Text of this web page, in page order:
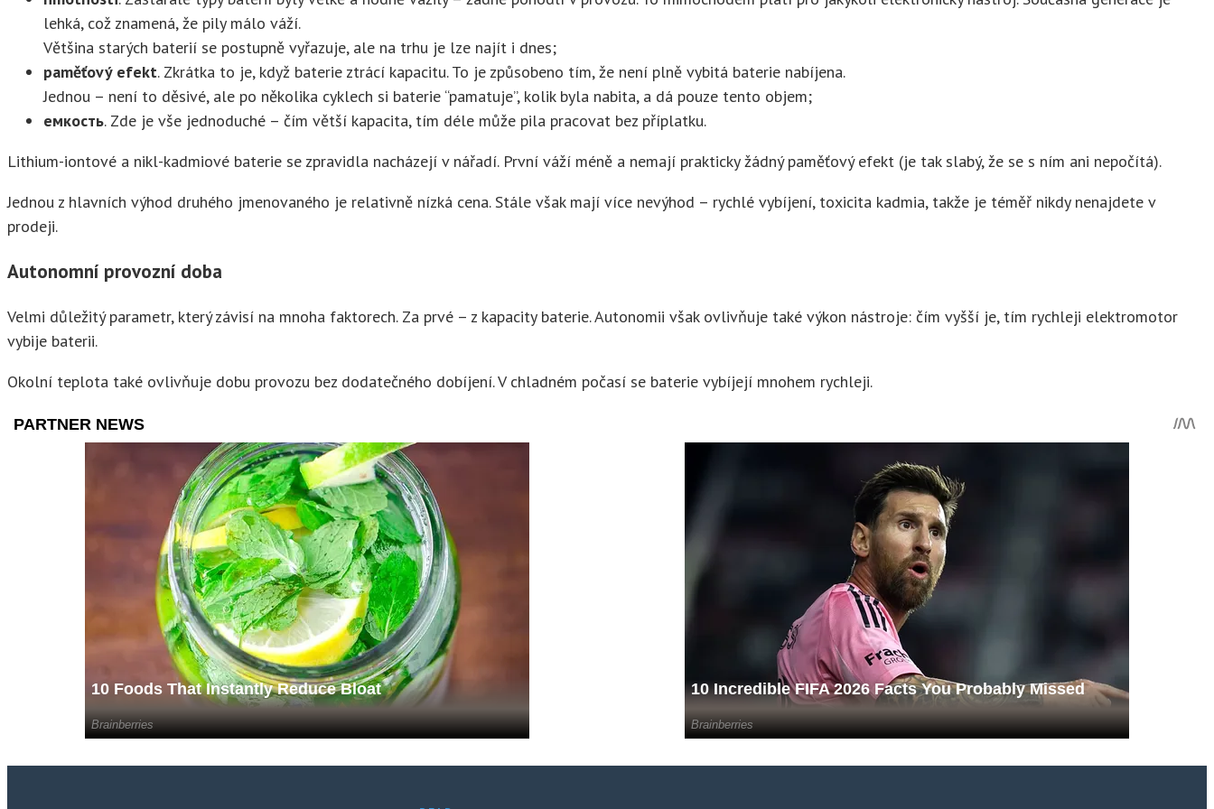
lehká, což znamená, že pily málo váží.
Většina starých baterií se postupně vyřazuje, ale na trhu je lze najít i dnes;
paměťový efekt. Zkrátka to je, když baterie ztrácí kapacitu. To je způsobeno tím, že není plně vybitá baterie nabíjena.
Jednou – není to děsivé, ale po několika cyklech si baterie “pamatuje”, kolik byla nabita, a dá pouze tento objem;
емкость. Zde je vše jednoduché – čím větší kapacita, tím déle může pila pracovat bez příplatku.
Lithium-iontové a nikl-kadmiové baterie se zpravidla nacházejí v nářadí. První váží méně a nemají prakticky žádný paměťový efekt (je tak slabý, že se s ním ani nepočítá).
Jednou z hlavních výhod druhého jmenovaného je relativně nízká cena. Stále však mají více nevýhod – rychlé vybíjení, toxicita kadmia, takže je téměř nikdy nenajdete v
prodeji.
Autonomní provozní doba
Velmi důležitý parametr, který závisí na mnoha faktorech. Za prvé – z kapacity baterie. Autonomii však ovlivňuje také výkon nástroje: čím vyšší je, tím rychleji elektromotor
vybije baterii.
Okolní teplota také ovlivňuje dobu provozu bez dodatečného dobíjení. V chladném počasí se baterie vybíjejí mnohem rychleji.